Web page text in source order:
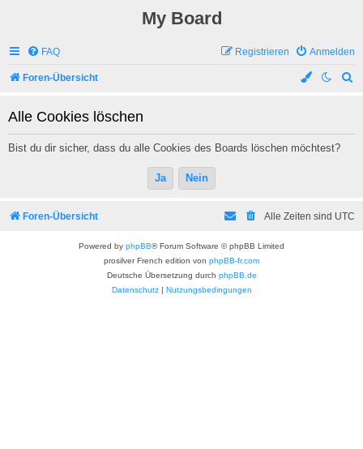
My Board
FAQ Anmelden
Registrieren
Foren-Übersicht
Alle Cookies löschen
Bist du dir sicher, dass du alle Cookies des Boards löschen möchtest?
Foren-Übersicht Alle Zeiten sind UTC
Powered by phpBB® Forum Software © phpBB Limited
prosilver French edition von phpBB-fr.com
Deutsche Übersetzung durch phpBB.de
Datenschutz| Nutzungsbedingungen